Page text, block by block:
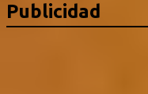
Publicidad